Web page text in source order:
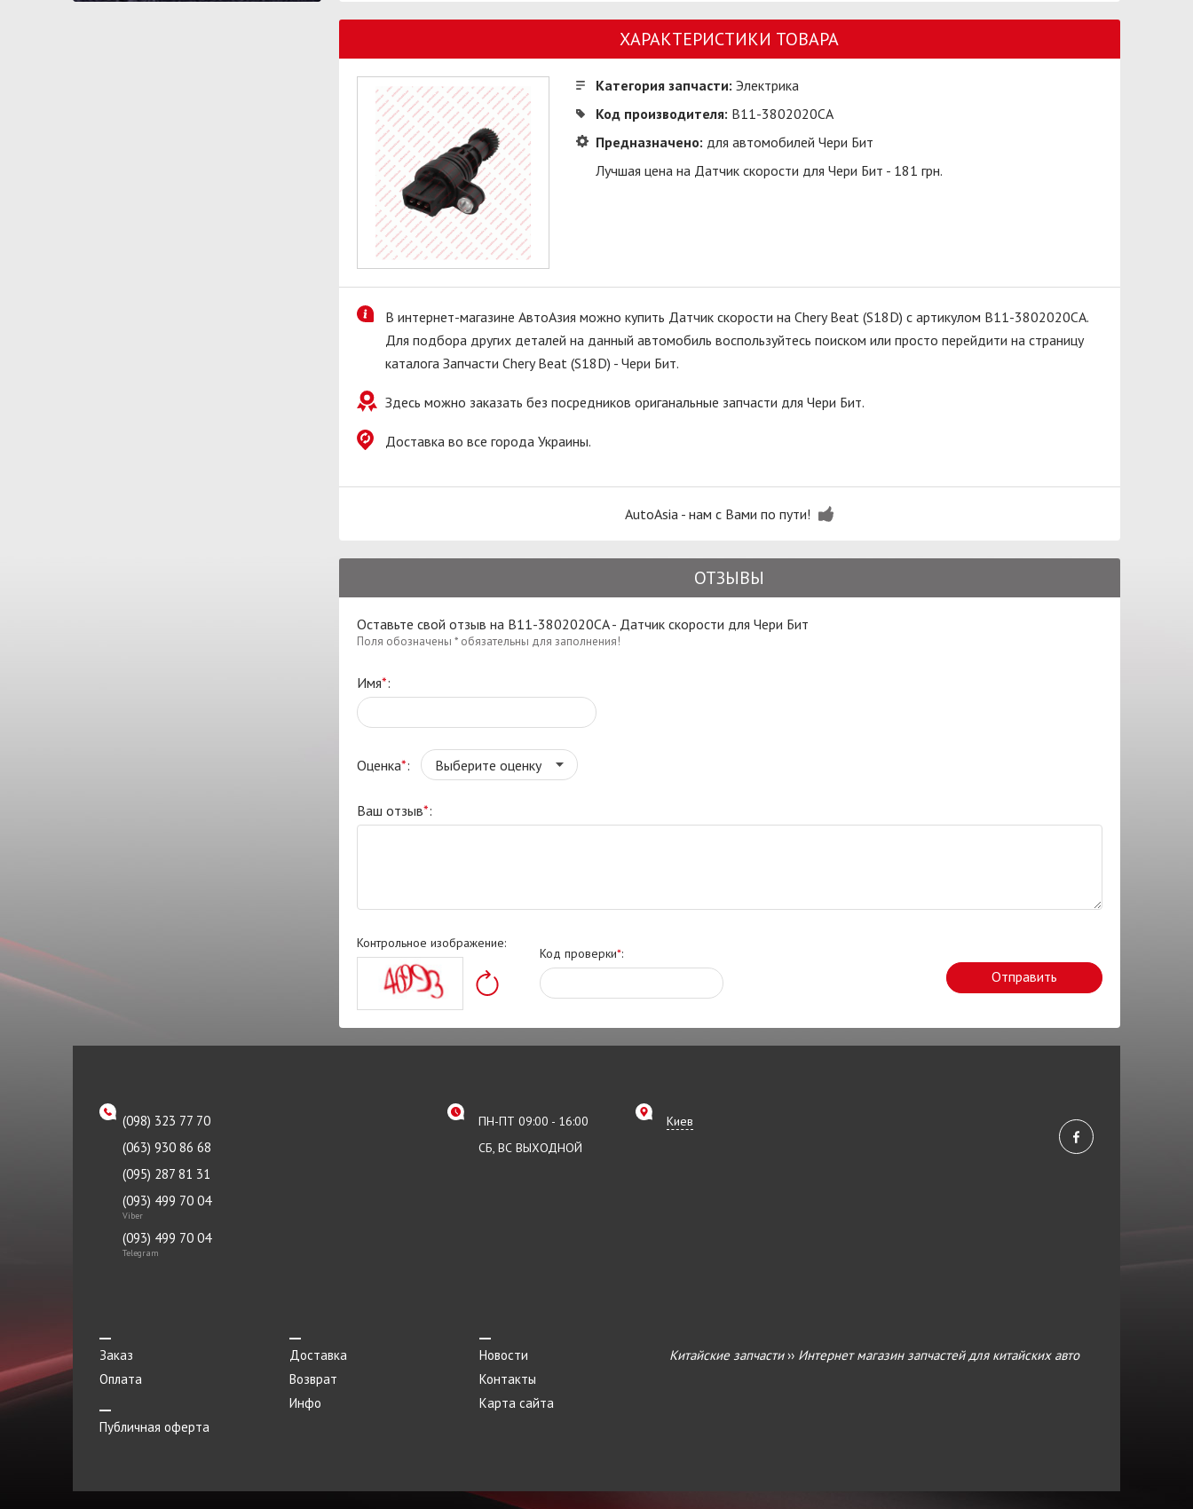
ХАРАКТЕРИСТИКИ ТОВАРА
Категория запчасти: Электрика
Код производителя: B11-3802020CA
Предназначено: для автомобилей Чери Бит
Лучшая цена на Датчик скорости для Чери Бит - 181 грн.
В интернет-магазине АвтоАзия можно купить Датчик скорости на Chery Beat (S18D) с артикулом B11-3802020CA.
Для подбора других деталей на данный автомобиль воспользуйтесь поиском или просто перейдити на страницу
каталога Запчасти Chery Beat (S18D) - Чери Бит.
Здесь можно заказать без посредников ориганальные запчасти для Чери Бит.
Доставка во все города Украины.
AutoAsia - нам с Вами по пути!
ОТЗЫВЫ
Оставьте свой отзыв на B11-3802020CA - Датчик скорости для Чери Бит
Поля обозначены * обязательны для заполнения!
Имя*:
Оценка*:
Ваш отзыв*:
Контрольное изображение:
Код проверки*:
Отправить
(098) 323 77 70
(063) 930 86 68
(095) 287 81 31
(093) 499 70 04
Viber
(093) 499 70 04
Telegram
ПН-ПТ 09:00 - 16:00
СБ, ВС ВЫХОДНОЙ
Киев
Заказ
Оплата
Доставка
Возврат
Инфо
Новости
Контакты
Карта сайта
Публичная оферта
Китайские запчасти›› Интернет магазин запчастей для китайских авто